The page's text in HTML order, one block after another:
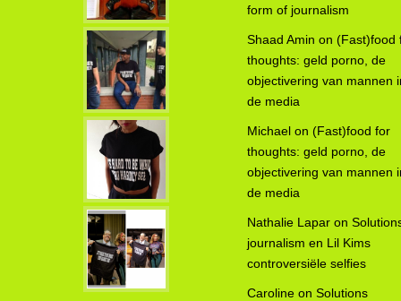
form of journalism
Shaad Amin on (Fast)food
thoughts: geld porno, de
objectivering van mannen
de media
Michael on (Fast)food for
thoughts: geld porno, de
objectivering van mannen
de media
Nathalie Lapar on
journalism en Lil Kims
controversiële selfies
Caroline on Solutions